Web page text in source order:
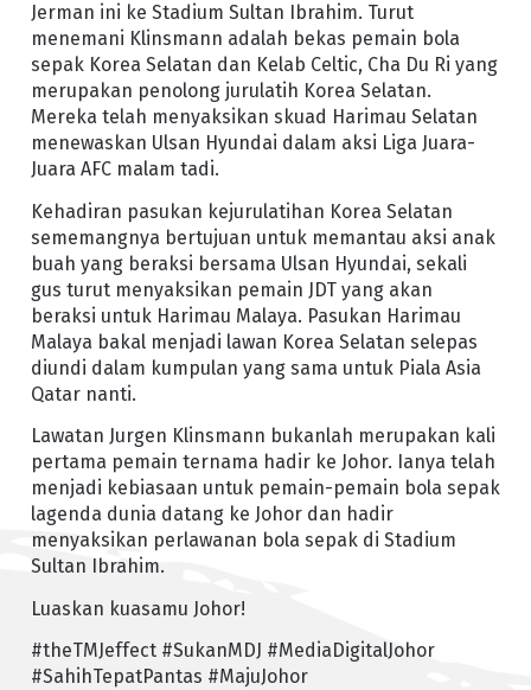
Jerman ini ke Stadium Sultan Ibrahim. Turut
menemani Klinsmann adalah bekas pemain bola
sepak Korea Selatan dan Kelab Celtic, Cha Du Ri yang
merupakan penolong jurulatih Korea Selatan.
Mereka telah menyaksikan skuad Harimau Selatan
menewaskan Ulsan Hyundai dalam aksi Liga Juara-
Juara AFC malam tadi.
Kehadiran pasukan kejurulatihan Korea Selatan
sememangnya bertujuan untuk memantau aksi anak
buah yang beraksi bersama Ulsan Hyundai, sekali
gus turut menyaksikan pemain JDT yang akan
beraksi untuk Harimau Malaya. Pasukan Harimau
Malaya bakal menjadi lawan Korea Selatan selepas
diundi dalam kumpulan yang sama untuk Piala Asia
Qatar nanti.
Lawatan Jurgen Klinsmann bukanlah merupakan kali
pertama pemain ternama hadir ke Johor. Ianya telah
menjadi kebiasaan untuk pemain-pemain bola sepak
lagenda dunia datang ke Johor dan hadir
menyaksikan perlawanan bola sepak di Stadium
Sultan Ibrahim.
Luaskan kuasamu Johor!
#theTMJeffect #SukanMDJ #MediaDigitalJohor
#SahihTepatPantas #MajuJohor